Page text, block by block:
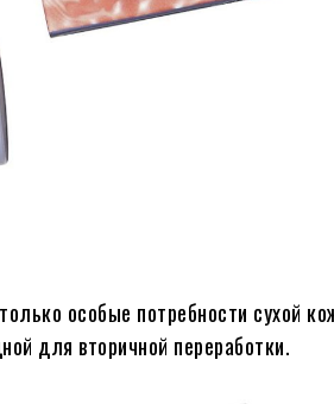
особые потребности сухой
для вторичной переработки.